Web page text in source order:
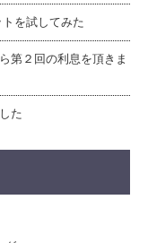
トを試してみた
第２回の利息を頂きま
た